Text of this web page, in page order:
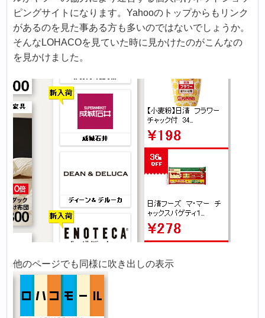
ピングサイトになります。Yahooのトップからもリンク
があるのを見た事ある方も多いのではないでしょうか。
そんなLOHACOを見ていた時に見かけたのがこんなの
を見かけました。
他のページでも同様に吹き出しの表示